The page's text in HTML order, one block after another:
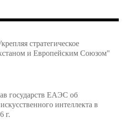
стратегическое
и Европейским Союзом"
государств ЕАЭС об
интеллекта в
г.